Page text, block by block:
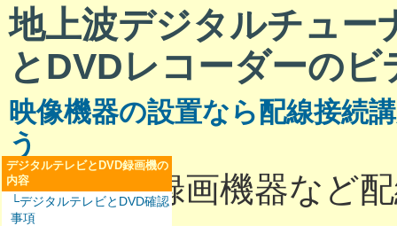
地上波デジタルチュー
とDVDレコーダーのビ
映像機器の設置なら配線接続
う
テレビと録画機器など
デジタルテレビとDVD録画機の
内容
└デジタルテレビとDVD確認
事項